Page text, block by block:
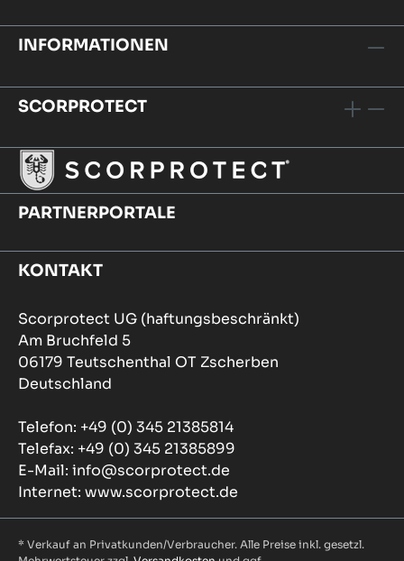
INFORMATIONEN
SCORPROTECT
PARTNERPORTALE
KONTAKT
Scorprotect UG (haftungsbeschränkt)
Am Bruchfeld 5
06179 Teutschenthal OT Zscherben
Deutschland
Telefon: +49 (0) 345 21385814
Telefax: +49 (0) 345 21385899
E-Mail: info@scorprotect.de
Internet: www.scorprotect.de
* Verkauf an Privatkunden/Verbraucher. Alle Preise inkl. gesetzl.